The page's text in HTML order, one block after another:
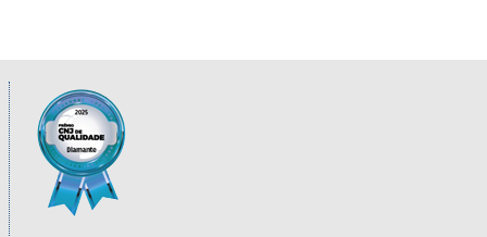
Informações úteis sobre os órgãos da 2ª
Imagem